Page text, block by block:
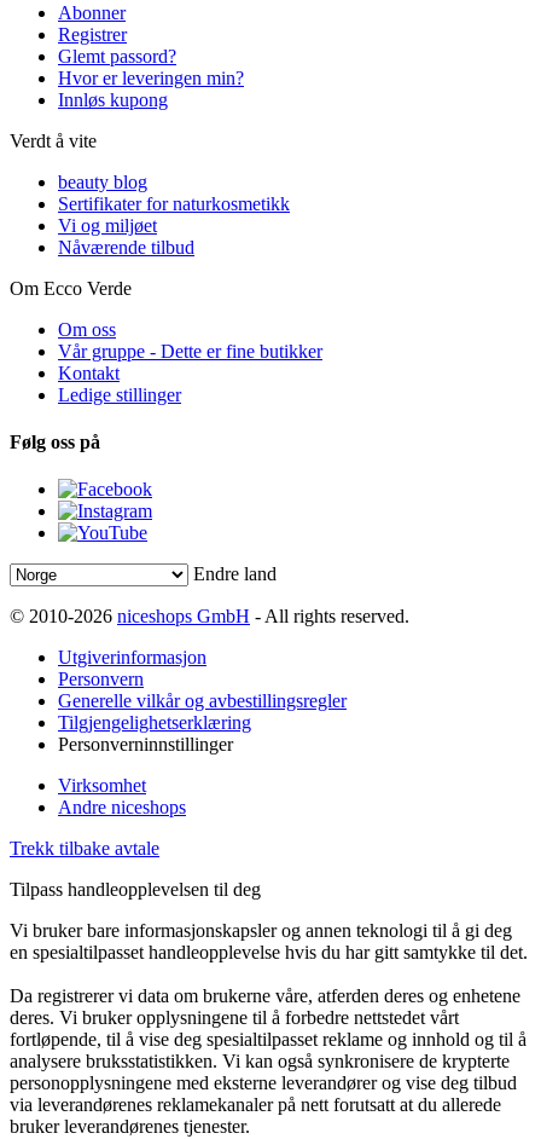
Abonner
Registrer
Glemt passord?
Hvor er leveringen min?
Innløs kupong
Verdt å vite
beauty blog
Sertifikater for naturkosmetikk
Vi og miljøet
Nåværende tilbud
Om Ecco Verde
Om oss
Vår gruppe - Dette er fine butikker
Kontakt
Ledige stillinger
Følg oss på
Endre land
© 2010-2026 niceshops GmbH - All rights reserved.
Utgiverinformasjon
Personvern
Generelle vilkår og avbestillingsregler
Tilgjengelighetserklæring
Personverninnstillinger
Virksomhet
Andre niceshops
Trekk tilbake avtale
Tilpass handleopplevelsen til deg
Vi bruker bare informasjonskapsler og annen teknologi til å gi deg
en spesialtilpasset handleopplevelse hvis du har gitt samtykke til det.
Da registrerer vi data om brukerne våre, atferden deres og enhetene
deres. Vi bruker opplysningene til å forbedre nettstedet vårt
fortløpende, til å vise deg spesialtilpasset reklame og innhold og til å
analysere bruksstatistikken. Vi kan også synkronisere de krypterte
personopplysningene med eksterne leverandører og vise deg tilbud
via leverandørenes reklamekanaler på nett forutsatt at du allerede
bruker leverandørenes tjenester.